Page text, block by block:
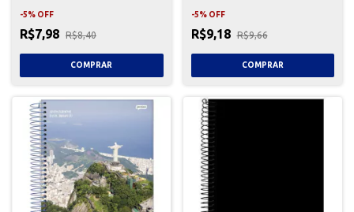
-5% OFF
R$7,98 R$8,40
-5% OFF
R$9,18 R$9,66